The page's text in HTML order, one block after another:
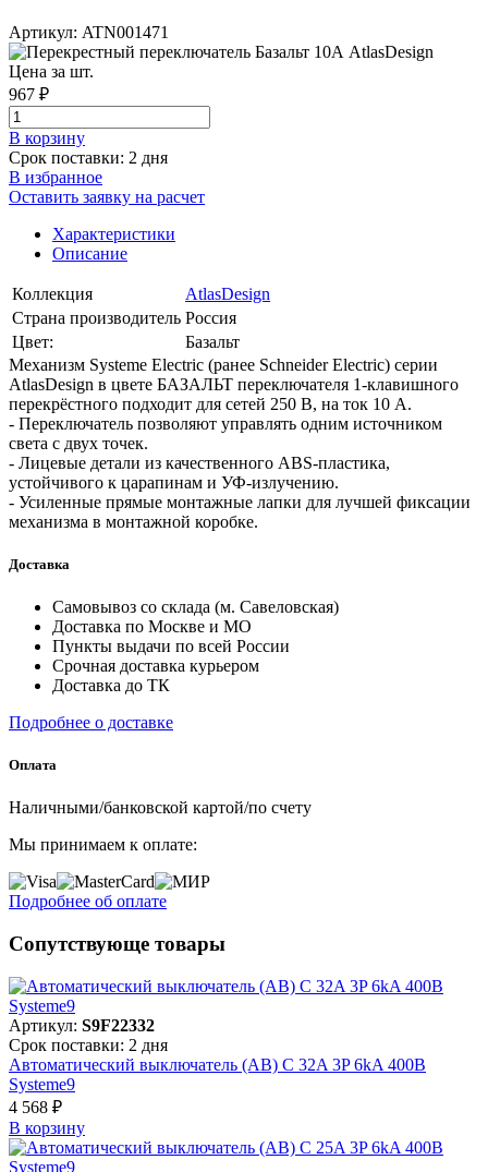
Артикул: ATN001471
Цена за шт.
967 ₽
В корзинy
Срок поставки: 2 дня
В избранное
Оставить заявку на расчет
Характеристики
Описание
Коллекция
AtlasDesign
Страна производитель Россия
Цвет:
Базальт
Механизм Systeme Electric (ранее Schneider Electric) серии
AtlasDesign в цвете БАЗАЛЬТ переключателя 1-клавишного
перекрёстного подходит для сетей 250 В, на ток 10 А.
- Переключатель позволяют управлять одним источником
света с двух точек.
- Лицевые детали из качественного ABS-пластика,
устойчивого к царапинам и УФ-излучению.
- Усиленные прямые монтажные лапки для лучшей фиксации
механизма в монтажной коробке.
Доставка
Самовывоз со склада (м. Савеловская)
Доставка по Москве и МО
Пункты выдачи по всей России
Срочная доставка курьером
Доставка до ТК
Подробнее о доставке
Оплата
Наличными/банковской картой/по счету
Мы принимаем к оплате:
Подробнее об оплате
Сопутствующе товары
Артикул: S9F22332
Срок поставки: 2 дня
Автоматический выключатель (АВ) C 32A 3P 6kA 400В
Systeme9
4 568 ₽
В корзинy